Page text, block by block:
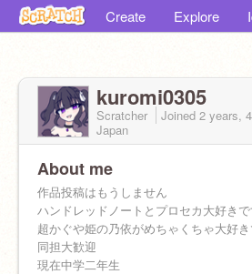
Create Explore
kuromi0305
Scratcher Joined 2 years,
Japan
About me
作品投稿はもうしません
ハンドレッドノートとプロセカ大好きで
超かぐや姫の乃依がめちゃくちゃ大好き
同担大歓迎
現在中学二年生